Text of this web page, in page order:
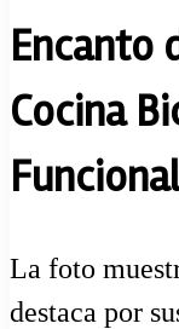
Encanto
Cocina
La foto
destaca por